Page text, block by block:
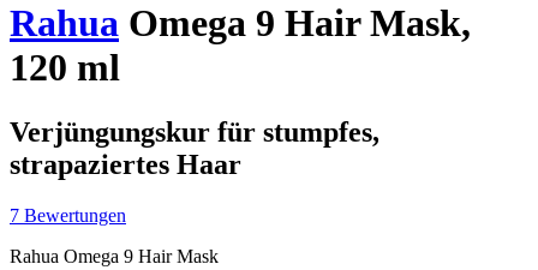
Rahua Omega 9 Hair Mask,
120 ml
Verjüngungskur für stumpfes,
strapaziertes Haar
7 Bewertungen
Rahua Omega 9 Hair Mask